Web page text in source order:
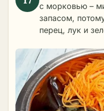
с морковью –
запасом,
перец, лук и